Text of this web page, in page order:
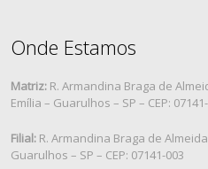
Onde Estamos
Matriz: R. Armandina Braga de
Emília – Guarulhos – SP – CEP:
Filial: R. Armandina Braga de
Guarulhos – SP – CEP: 07141-003